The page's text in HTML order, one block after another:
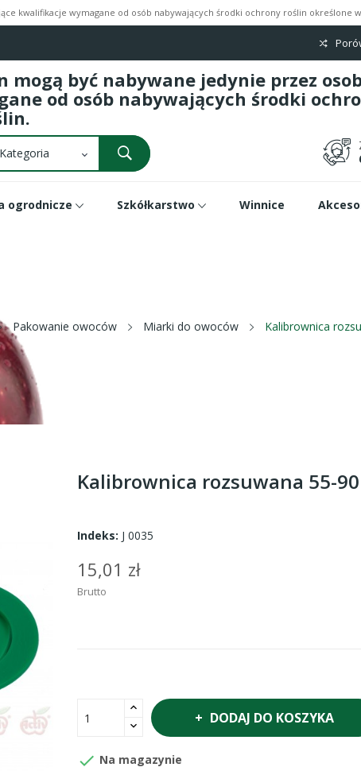
kwalifikacje wymagane od osób nabywających środki ochrony roślin określone
mogą być nabywane jedynie przez
od osób nabywających środki
ogrodnicze Szkółkarstwo Winnice
Pakowanie owoców Miarki do owoców Kalibrownica
Kalibrownica rozsuwana 55-
Indeks: J 0035
15,01 zł
Brutto
DODAJ DO KOSZYKA
 Na magazynie